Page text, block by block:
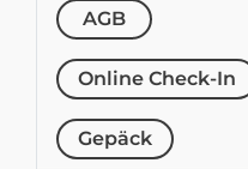
AGB
Online Check-In
Gepäck